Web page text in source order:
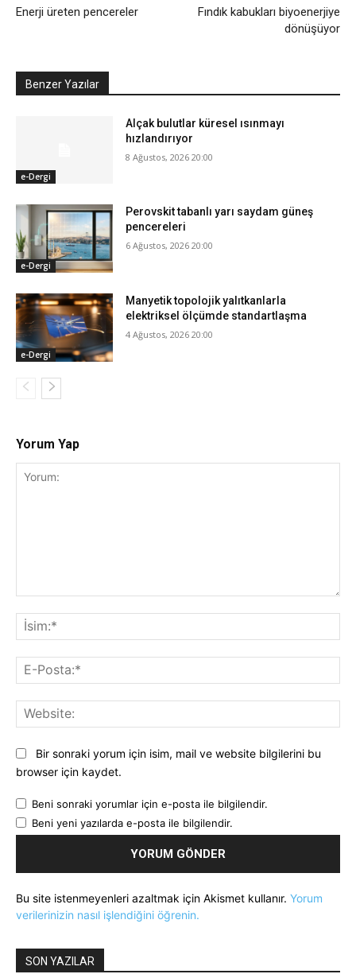
Enerji üreten pencereler
Fındık kabukları biyoenerjiye
dönüşüyor
Benzer Yazılar
e-Dergi
Alçak bulutlar küresel ısınmayı
hızlandırıyor
8 Ağustos, 2026 20:00
e-Dergi
Perovskit tabanlı yarı saydam güneş
pencereleri
6 Ağustos, 2026 20:00
e-Dergi
Manyetik topolojik yalıtkanlarla
elektriksel ölçümde standartlaşma
4 Ağustos, 2026 20:00
Yorum Yap
Bir sonraki yorum için isim, mail ve website bilgilerini bu
browser için kaydet.
Beni sonraki yorumlar için e-posta ile bilgilendir.
Beni yeni yazılarda e-posta ile bilgilendir.
Bu site istenmeyenleri azaltmak için Akismet kullanır. Yorum
verilerinizin nasıl işlendiğini öğrenin.
SON YAZILAR